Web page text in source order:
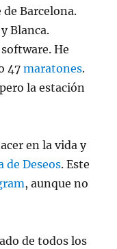
Barcelona.
Blanca.
He
47maratones.
la estación
en la vida y
de Deseos. Este
, aunque no
de todos los